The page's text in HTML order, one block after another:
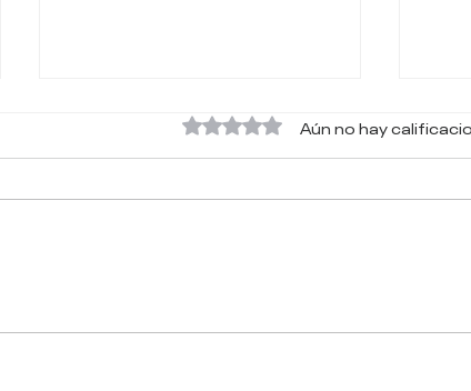
Obtuvo 0 de 5 estrellas.
Aún no hay